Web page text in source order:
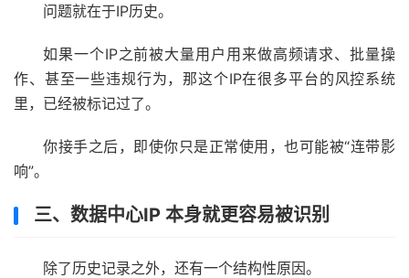
问题就在于IP历史。
如果一个IP之前被大量用户用来做高频请求、批量操
作、甚至一些违规行为，那这个IP在很多平台的风控系统
里，已经被标记过了。
你接手之后，即使你只是正常使用，也可能被“连带影
响”。
三、数据中心IP 本身就更容易被识别
除了历史记录之外，还有一个结构性原因。